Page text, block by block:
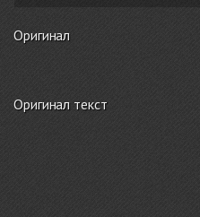
Оригинал
Оригинал текст